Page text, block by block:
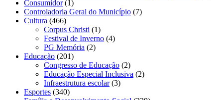
Consumidor(1)
Controladoria Geral do Município (7)
Cultura (466)
Corpus Christi (1)
Festival de Inverno (4)
PG Memória (2)
Educação (201)
Congresso de Educação (2)
Educação Especial Inclusiva (2)
Infraestrutura escolar(3)
Esportes (340)